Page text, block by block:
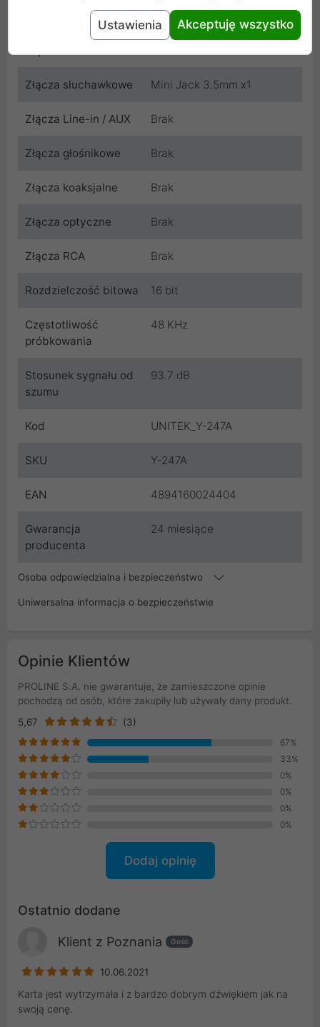
System dźwięku 2.0
Złącza słuchawkowe Mini Jack 3.5mm x1
Złącza Line-in / AUX Brak
Złącza głośnikowe Brak
Złącza koaksjalne Brak
Złącza optyczne Brak
Złącza RCA Brak
Rozdzielczość bitowa 16 bit
Częstotliwość
próbkowania
48 KHz
Stosunek sygnału od
szumu
93.7 dB
Kod UNITEK_Y-247A
SKU Y-247A
EAN 4894160024404
Gwarancja
producenta
24 miesiące
Osoba odpowiedzialna i bezpieczeństwo
Uniwersalna informacja o bezpieczeństwie
Opinie Klientów
PROLINE S.A. nie gwarantuje, że zamieszczone opinie
pochodzą od osób, które zakupiły lub używały dany produkt.
5,67
(3)
67%
33%
0%
0%
0%
0%
Dodaj opinię
Ostatnio dodane
Klient z Poznania Gość
10.06.2021
Karta jest wytrzymała i z bardzo dobrym dźwiękiem jak na
swoją cenę.
Ustawienia Akceptuję wszystko